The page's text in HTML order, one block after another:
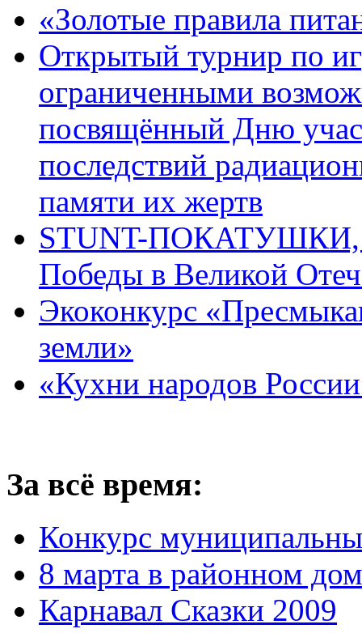
«Золотые правила
Открытый турнир по
ограниченными
посвящённый Дню
последствий
памяти их жертв
STUNT-ПОКАТУШКИ,
Победы в Великой
Экоконкурс
земли»
«Кухни народов
За всё время:
Конкурс
8 марта в районном
Карнавал Сказки 2009